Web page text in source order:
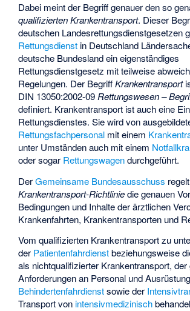
Dabei meint der Begriff genauer den so
qualifizierten Krankentransport. Dieser
deutschen Landesrettungsdienstgesetzen
Rettungsdienst in Deutschland
deutsche Bundesland ein eigenständiges
Rettungsdienstgesetz mit teilweise
Regelungen. Der BegriffKrankentransport
DIN 13050:2002-09 Rettungswesen –
definiert. Krankentransport ist auch eine
Rettungsdienstes. Sie wird von
Rettungsfachpersonal mit einem
unter Umständen auch mit einem
oder sogar Rettungswagendurchgeführt.
DerGemeinsame Bundesausschuss
Krankentransport-Richtliniedie genauen
Bedingungen und Inhalte der ärztlichen
Krankenfahrten, Krankentransporten und
Vom qualifizierten Krankentransport zu
der Patientenfahrdienstbeziehungsweise
als nichtqualifizierter Krankentransport, der
Anforderungen an Personal und
Behindertenfahrdienstsowie der
Transport von intensivmedizinisch